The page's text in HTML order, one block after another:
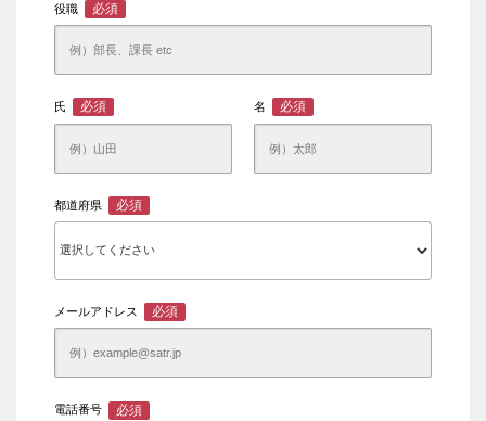
役職 必須
氏 必須 名 必須
都道府県 必須
メールアドレス 必須
電話番号 必須